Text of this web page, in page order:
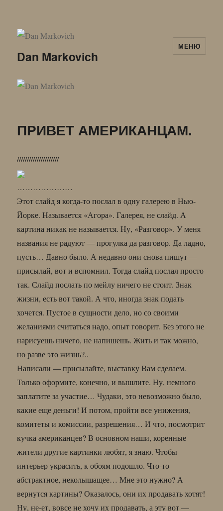
Dan Markovich
МЕНЮ
ПРИВЕТ АМЕРИКАНЦАМ.
/////////////////////
…………………
Этот слайд я когда-то послал в одну галерею в Нью-
Йорке. Называется «Агора». Галерея, не слайд. А
картина никак не называется. Ну, «Разговор». У меня
названия не радуют — прогулка да разговор. Да ладно,
пусть… Давно было. А недавно они снова пишут —
присылай, вот и вспомнил. Тогда слайд послал просто
так. Слайд послать по мейлу ничего не стоит. Знак
жизни, есть вот такой. А что, иногда знак подать
хочется. Пустое в сущности дело, но со своими
желаниями считаться надо, опыт говорит. Без этого не
нарисуешь ничего, не напишешь. Жить и так можно,
но разве это жизнь?..
Написали — присылайте, выставку Вам сделаем.
Только оформите, конечно, и вышлите. Ну, немного
заплатите за участие… Чудаки, это невозможно было,
какие еще деньги! И потом, пройти все унижения,
комитеты и комиссии, разрешения… И что, посмотрит
кучка американцев? В основном наши, коренные
жители другие картинки любят, я знаю. Чтобы
интерьер украсить, к обоям подошло. Что-то
абстрактное, неколышащее… Мне это нужно? А
вернутся картины? Оказалось, они их продавать хотят!
Ну, не-ет, вовсе не хочу их продавать, а эту вот —